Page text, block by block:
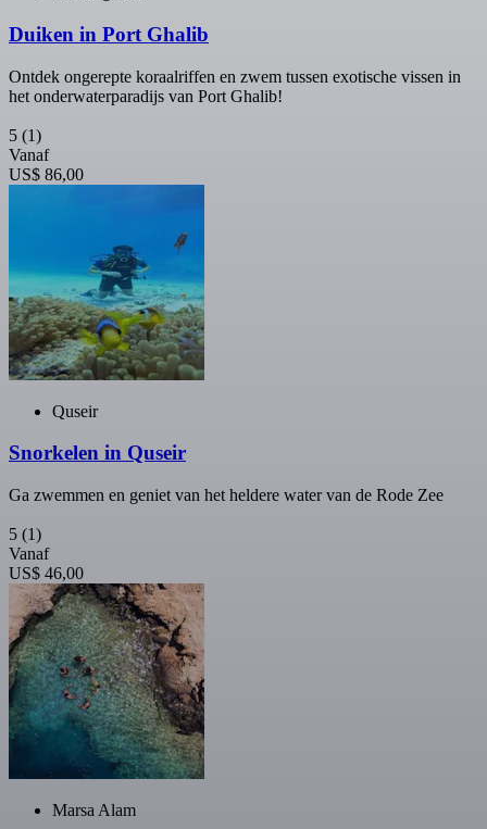
Duiken in Port Ghalib
Ontdek ongerepte koraalriffen en zwem tussen exotische vissen in
het onderwaterparadijs van Port Ghalib!
5 (1)
Vanaf
US$ 86,00
Quseir
Snorkelen in Quseir
Ga zwemmen en geniet van het heldere water van de Rode Zee
5 (1)
Vanaf
US$ 46,00
Marsa Alam